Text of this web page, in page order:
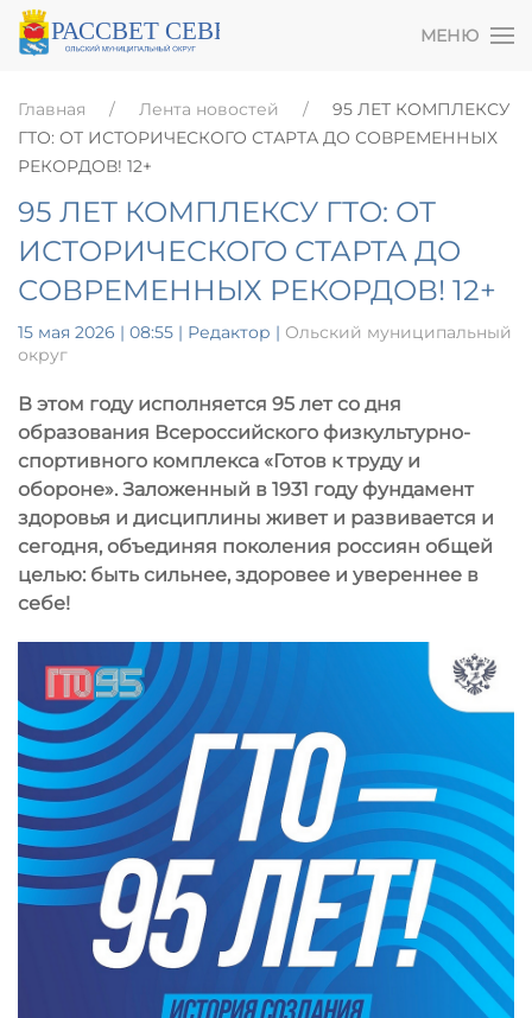
МЕНЮ
Главная Лента новостей
95 ЛЕТ КОМПЛЕКСУ
ГТО: ОТ ИСТОРИЧЕСКОГО СТАРТА ДО СОВРЕМЕННЫХ
РЕКОРДОВ! 12+
95 ЛЕТ КОМПЛЕКСУ ГТО: ОТ
ИСТОРИЧЕСКОГО СТАРТА ДО
СОВРЕМЕННЫХ РЕКОРДОВ! 12+
15 мая 2026 | 08:55 | Редактор | Ольский муниципальный
округ
В этом году исполняется 95 лет со дня
образования Всероссийского физкультурно-
спортивного комплекса «Готов к труду и
обороне». Заложенный в 1931 году фундамент
здоровья и дисциплины живет и развивается и
сегодня, объединяя поколения россиян общей
целью: быть сильнее, здоровее и увереннее в
себе!